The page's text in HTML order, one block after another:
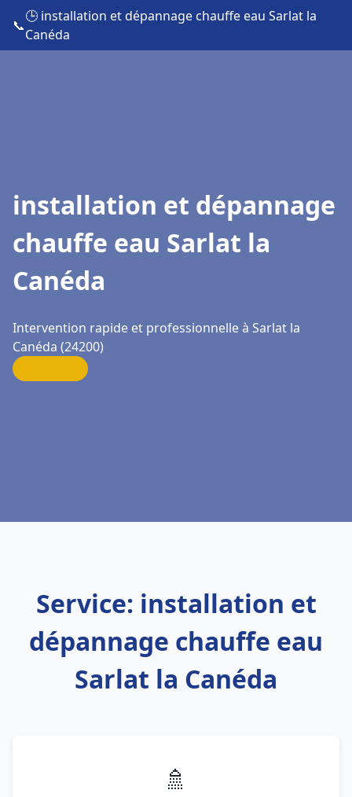
📞
🕒 installation et dépannage chauffe eau Sarlat la
Canéda
installation et dépannage
chauffe eau Sarlat la
Canéda
Intervention rapide et professionnelle à Sarlat la
Canéda (24200)
Service: installation et
dépannage chauffe eau
Sarlat la Canéda
🚿